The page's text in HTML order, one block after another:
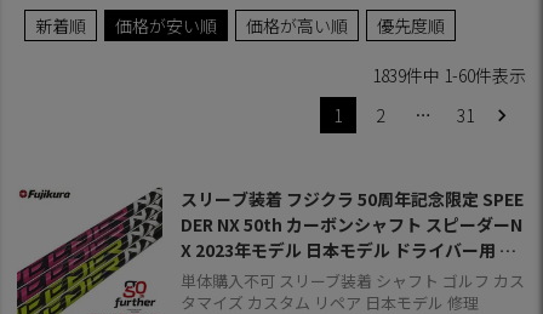
新着順 価格が安い順 価格が高い順 優先度順
1839件中 1-60件表示
1
2 … 31
スリーブ装着 フジクラ 50周年記念限定 SPEE
DER NX 50th カーボンシャフト スピーダーN
X 2023年モデル 日本モデル ドライバー用 フ
ェアウェイ用 シャフト スリーブ付きシャフ
ト【単品購入不可】
単体購入不可 スリーブ装着 シャフト ゴルフ カス
タマイズ カスタム リペア 日本モデル 修理